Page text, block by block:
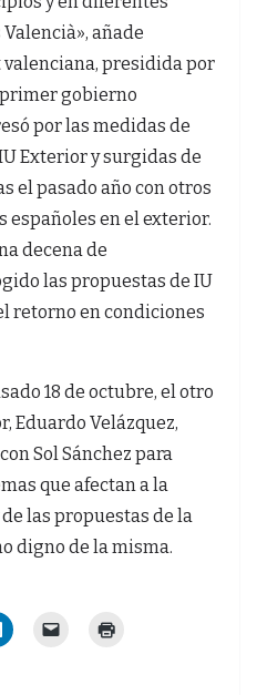
añade
presidida por
primer gobierno
por las medidas de
Exterior y surgidas de
el pasado año con otros
españoles en el exterior.
decena de
las propuestas de IU
retorno en condiciones
18 de octubre, el otro
Eduardo Velázquez,
Sol Sánchez para
que afectan a la
las propuestas de la
digno de la misma.